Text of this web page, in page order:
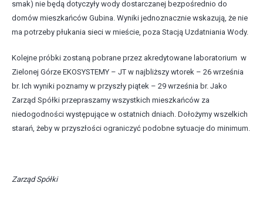
smak) nie będą dotyczyły wody dostarczanej bezpośrednio do
domów mieszkańców Gubina. Wyniki jednoznacznie wskazują, że nie
ma potrzeby płukania sieci w mieście, poza Stacją Uzdatniania Wody.
Kolejne próbki zostaną pobrane przez akredytowane laboratorium w
Zielonej Górze EKOSYSTEMY – JT w najbliższy wtorek – 26 września
br. Ich wyniki poznamy w przyszły piątek – 29 września br. Jako
Zarząd Spółki przepraszamy wszystkich mieszkańców za
niedogodności występujące w ostatnich dniach. Dołożymy wszelkich
starań, żeby w przyszłości ograniczyć podobne sytuacje do minimum.
Zarząd Spółki